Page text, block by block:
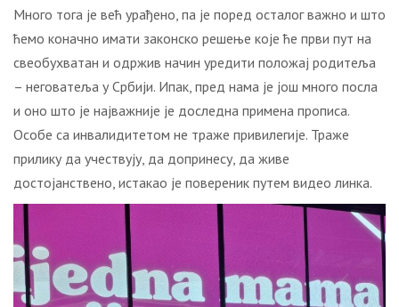
Много тога је већ урађено, па је поред осталог важно и што
ћемо коначно имати законско решење које ће први пут на
свеобухватан и одржив начин уредити положај родитеља
– неговатеља у Србији. Ипак, пред нама је још много посла
и оно што је најважније је доследна примена прописа.
Особе са инвалидитетом не траже привилегије. Траже
прилику да учествују, да допринесу, да живе
достојанствено, истакао је повереник путем видео линка.